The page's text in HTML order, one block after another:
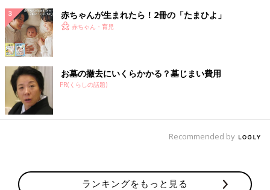
赤ちゃんが生まれたら！2冊の「たまひよ」
赤ちゃん・育児
お墓の撤去にいくらかかる？墓じまい費用
PR(くらしの話題)
Recommended by
ランキングをもっと見る